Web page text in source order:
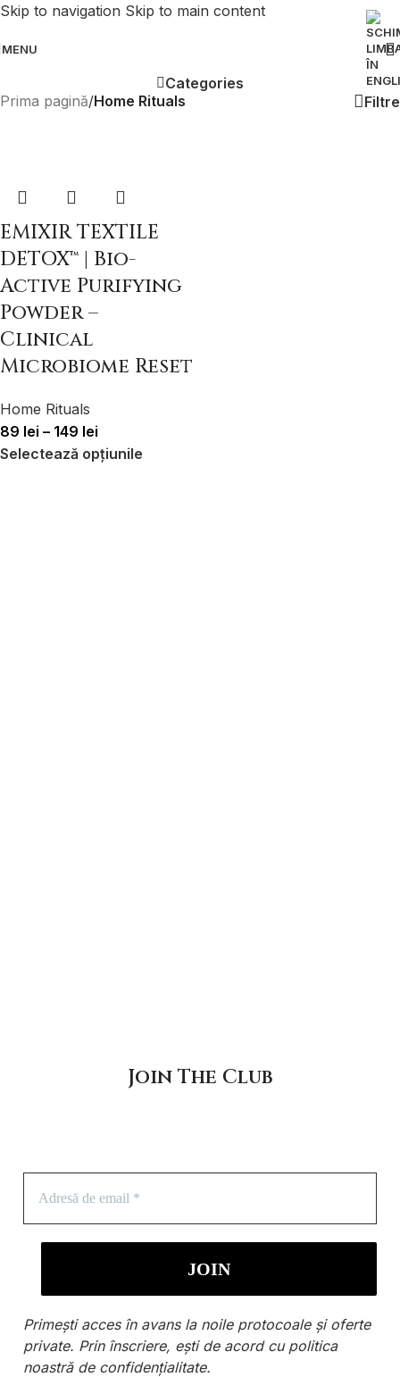
Skip to navigation Skip to main content
MENU
Categories
Prima pagină/Home Rituals Filtre
EMIXIR TEXTILE
DETOX™ | Bio-
Active Purifying
Powder –
Clinical
Microbiome Reset
Home Rituals
89 lei – 149 lei
Selectează opțiunile
Join The Club
Primești acces în avans la noile protocoale și oferte
private. Prin înscriere, ești de acord cu politica
noastră de confidențialitate.